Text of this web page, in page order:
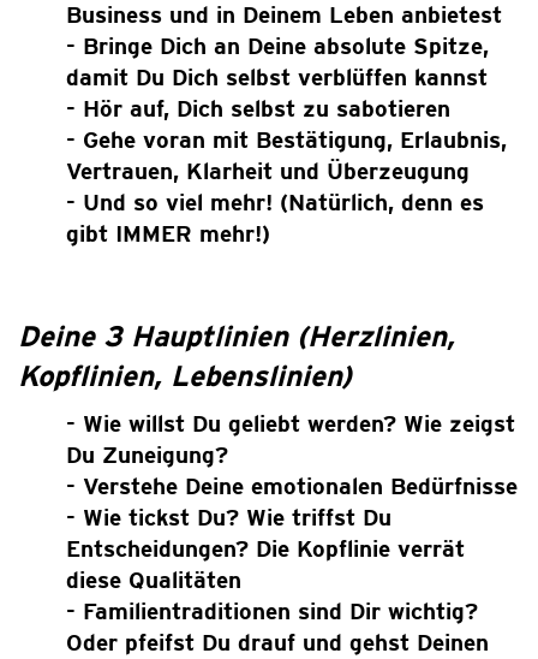
Business und in Deinem Leben anbietest
- Bringe Dich an Deine absolute Spitze,
damit Du Dich selbst verblüffen kannst
- Hör auf, Dich selbst zu sabotieren
- Gehe voran mit Bestätigung, Erlaubnis,
Vertrauen, Klarheit und Überzeugung
- Und so viel mehr! (Natürlich, denn es
gibt IMMER mehr!)
Deine 3 Hauptlinien (Herzlinien,
Kopflinien, Lebenslinien)
- Wie willst Du geliebt werden? Wie zeigst
Du Zuneigung?
- Verstehe Deine emotionalen Bedürfnisse
- Wie tickst Du? Wie triffst Du
Entscheidungen? Die Kopflinie verrät
diese Qualitäten
- Familientraditionen sind Dir wichtig?
Oder pfeifst Du drauf und gehst Deinen